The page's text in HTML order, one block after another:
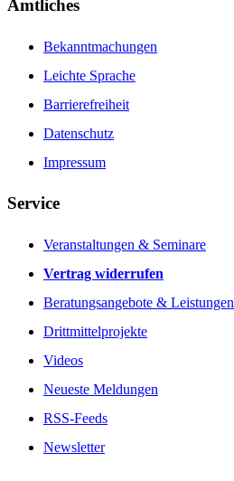
Amtliches
Bekanntmachungen
Leichte Sprache
Barrierefreiheit
Datenschutz
Impressum
Service
Veranstaltungen & Seminare
Vertrag widerrufen
Beratungsangebote & Leistungen
Drittmittelprojekte
Videos
Neueste Meldungen
RSS-Feeds
Newsletter